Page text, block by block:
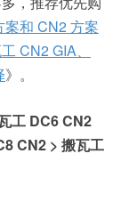
和 CN2 方案
CN2 GIA、
》。
工 DC6 CN2
CN2 > 搬瓦工